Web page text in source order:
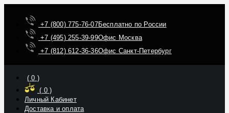
+7 (800) 775-76-07Бесплатно по России
+7 (495) 255-39-99Офис Москва
+7 (812) 612-36-36Офис Санкт-Петербург
(0 )
( 0)
Личный Кабинет
Доставка и оплата